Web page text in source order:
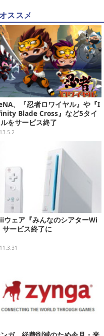
ススメ
、『忍者ロワイヤル』や『I
Blade Cross』など5タイ
ルをサービス終了
ウェア『みんなのシアターWi
サービス終了に